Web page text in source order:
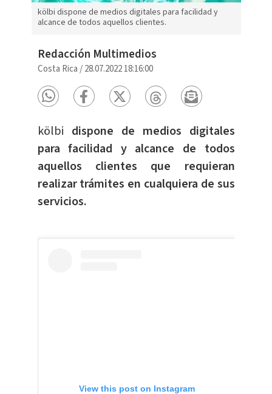
kölbi dispone de medios digitales para facilidad y
alcance de todos aquellos clientes.
Redacción Multimedios
Costa Rica /28.07.2022 18:16:00
kölbi dispone de medios digitales
para facilidad y alcance de todos
aquellos clientes que requieran
realizar trámites en cualquiera de sus
servicios.
View this post on Instagram